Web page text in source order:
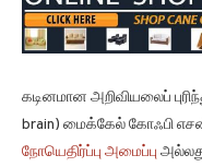
கடினமான அறிவியலைப்
brain) மைக்கேல் கோஃபி எசன்
நோயெதிர்ப்பு அமைப்பு